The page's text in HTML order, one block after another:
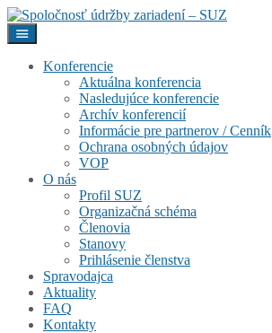
Konferencie
Aktuálna konferencia
Nasledujúce konferencie
Archív konferencií
Informácie pre partnerov / Cenník
Ochrana osobných údajov
VOP
O nás
Profil SUZ
Organizačná schéma
Členovia
Stanovy
Prihlásenie členstva
Spravodajca
Aktuality
FAQ
Kontakty